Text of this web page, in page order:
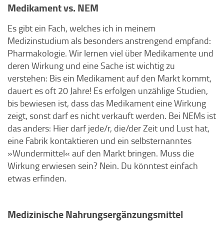
Medikament vs. NEM
Es gibt ein Fach, welches ich in meinem
Medizinstudium als besonders anstrengend empfand:
Pharmakologie. Wir lernen viel über Medikamente und
deren Wirkung und eine Sache ist wichtig zu
verstehen: Bis ein Medikament auf den Markt kommt,
dauert es oft 20 Jahre! Es erfolgen unzählige Studien,
bis bewiesen ist, dass das Medikament eine Wirkung
zeigt, sonst darf es nicht verkauft werden. Bei NEMs ist
das anders: Hier darf jede/r, die/der Zeit und Lust hat,
eine Fabrik kontaktieren und ein selbsternanntes
»Wundermittel« auf den Markt bringen. Muss die
Wirkung erwiesen sein? Nein. Du könntest einfach
etwas erfinden.
Medizinische Nahrungsergänzungsmittel